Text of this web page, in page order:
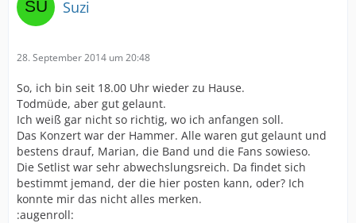
Suzi
28. September 2014 um 20:48
So, ich bin seit 18.00 Uhr wieder zu Hause.
Todmüde, aber gut gelaunt.
Ich weiß gar nicht so richtig, wo ich anfangen soll.
Das Konzert war der Hammer. Alle waren gut gelaunt und
bestens drauf, Marian, die Band und die Fans sowieso.
Die Setlist war sehr abwechslungsreich. Da findet sich
bestimmt jemand, der die hier posten kann, oder? Ich
konnte mir das nicht alles merken.
:augenroll: